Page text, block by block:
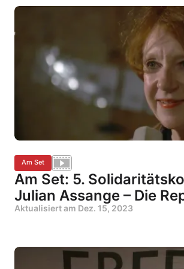
Am Set
Am Set: 5.
Julian Assange – Die
Aktualisiert am Dez. 15, 2023